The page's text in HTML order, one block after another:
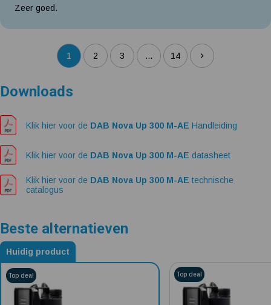
Zeer goed.
1 2 3 ... 14
Downloads
Klik hier voor de DAB Nova Up 300 M-AE Handleiding
Klik hier voor de DAB Nova Up 300 M-AE datasheet
Klik hier voor de DAB Nova Up 300 M-AE technische
catalogus
Beste alternatieven
Alternatieven voor DAB Nova Up 300 M-AE met afvoerslang 7 meter
Huidig product
Top deal Top deal